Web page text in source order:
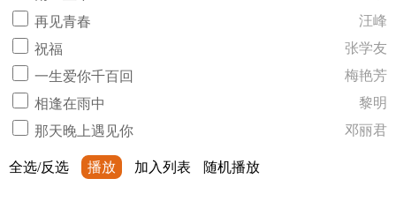
再见青春
汪峰
祝福
张学友
一生爱你千百回
梅艳芳
相逢在雨中
黎明
那天晚上遇见你
邓丽君
全选/反选 播放 加入列表 随机播放